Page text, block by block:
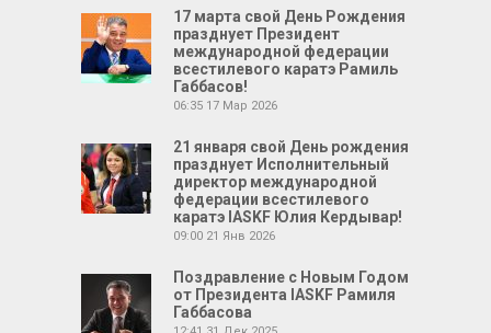
17 марта свой День Рождения
празднует Президент
международной федерации
всестилевого каратэ Рамиль
Габбасов!
06:35 17 Мар 2026
21 января свой День рождения
празднует Исполнительный
директор международной
федерации всестилевого
каратэ IASKF Юлия Кердывар!
09:00 21 Янв 2026
Поздравление с Новым Годом
от Президента IASKF Рамиля
Габбасова